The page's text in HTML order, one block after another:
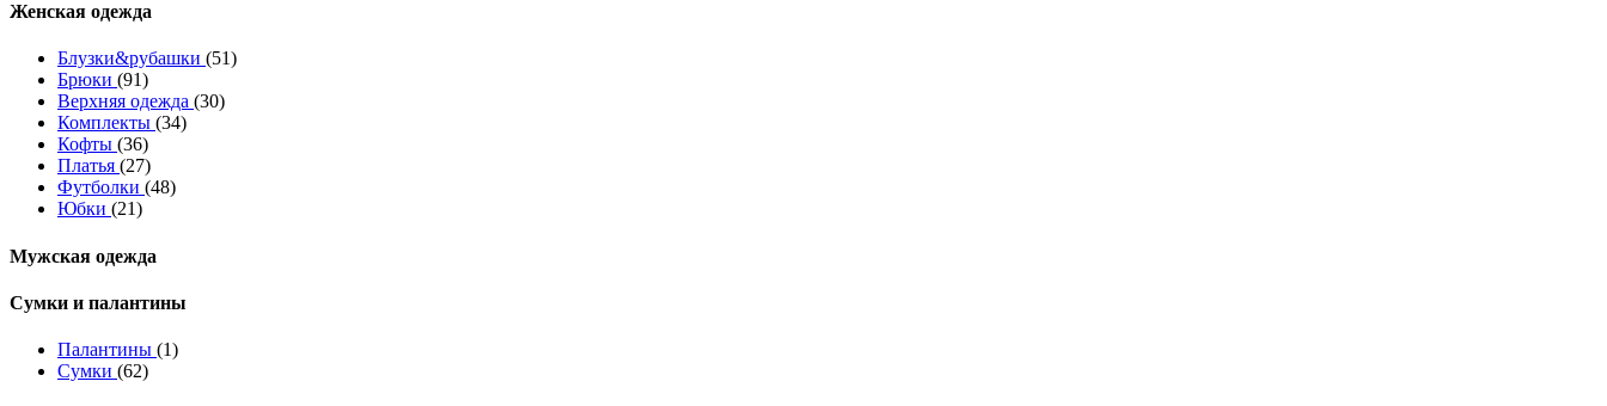
Женская одежда
Блузки&рубашки (51)
Брюки (91)
Верхняя одежда (30)
Комплекты (34)
Кофты (36)
Платья (27)
Футболки (48)
Юбки (21)
Мужская одежда
Сумки и палантины
Палантины (1)
Сумки (62)